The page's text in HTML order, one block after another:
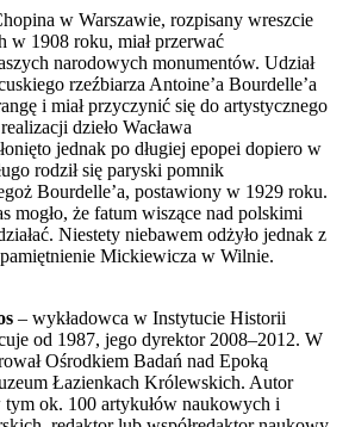
w Warszawie, rozpisany wreszcie
w 1908 roku, miał przerwać
narodowych monumentów. Udział
rzeźbiarza Antoine’a Bourdelle’a
i miał przyczynić się do artystycznego
dzieło Wacława
jednak po długiej epopei dopiero w
rodził się paryski pomnik
Bourdelle’a, postawiony w 1929 roku.
mogło, że fatum wiszące nad polskimi
Niestety niebawem odżyło jednak z
Mickiewicza w Wilnie.
– wykładowca w Instytucie Historii
od 1987, jego dyrektor 2008–2012. W
Ośrodkiem Badań nad Epoką
Łazienkach Królewskich. Autor
ok. 100 artykułów naukowych i